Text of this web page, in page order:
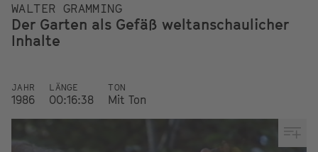
WALTER GRAMMING
Der Garten als Gefäß weltanschaulicher
Inhalte
JAHR
1986
LÄNGE
00:16:38
TON
Mit Ton